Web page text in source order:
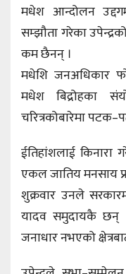
मधेश आन्दोलन
सम्झौता गरेका
कम छैनन् ।
मधेशि जनअधिकार
मधेश बिद्रोहका
चरित्रकोबारेमा
ईतिहांशलाई किनारा
एकल जातिय मनसाय
शुक्रवार उनले
यादव समुदायकै छन्
जनाधार नभएको